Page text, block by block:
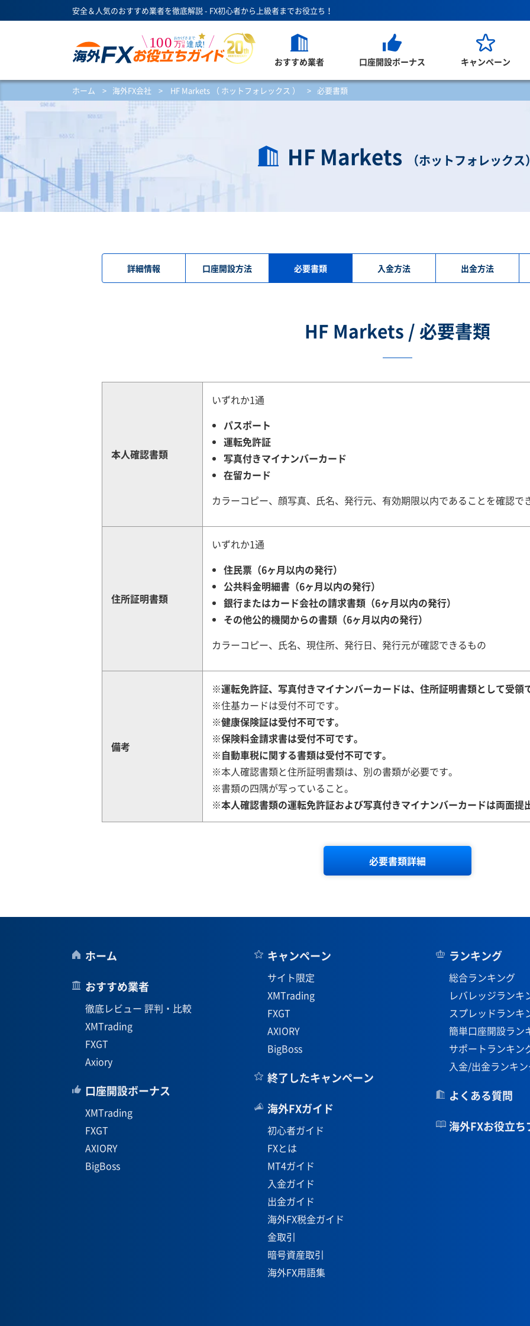
安全＆人気のおすすめ業者を徹底解説 - FX初心者から上級者までお役立ち！
おすすめ業者 口座開設ボーナス キャンペーン
ホーム > 海外FX会社 > HF Markets （ ホットフォレックス ） > 必要書類
HF Markets （ホットフォレックス）
詳細情報 口座開設方法 必要書類 入金方法 出金方法
HF Markets / 必要書類
本人確認書類
いずれか1通
パスポート
運転免許証
写真付きマイナンバーカード
在留カード
カラーコピー、顔写真、氏名、発行元、有効期限以内であることを確認で
住所証明書類
いずれか1通
住民票（6ヶ月以内の発行）
公共料金明細書（6ヶ月以内の発行）
銀行またはカード会社の請求書類（6ヶ月以内の発行）
その他公的機関からの書類（6ヶ月以内の発行）
カラーコピー、氏名、現住所、発行日、発行元が確認できるもの
備考
※運転免許証、写真付きマイナンバーカードは、住所証明書類として受領
※住基カードは受付不可です。
※健康保険証は受付不可です。
※保険料金請求書は受付不可です。
※自動車税に関する書類は受付不可です。
※本人確認書類と住所証明書類は、別の書類が必要です。
※書類の四隅が写っていること。
※本人確認書類の運転免許証および写真付きマイナンバーカードは両面提
必要書類詳細
ホーム
おすすめ業者
徹底レビュー 評判・比較
XMTrading
FXGT
Axiory
口座開設ボーナス
XMTrading
FXGT
AXIORY
BigBoss
キャンペーン
サイト限定
XMTrading
FXGT
AXIORY
BigBoss
終了したキャンペーン
海外FXガイド
初心者ガイド
FXとは
MT4ガイド
入金ガイド
出金ガイド
海外FX税金ガイド
金取引
暗号資産取引
海外FX用語集
ランキング
総合ランキング
レバレッジランキ
スプレッドランキ
簡単口座開設ラン
サポートランキン
入金/出金ランキ
よくある質問
海外FXお役立ち